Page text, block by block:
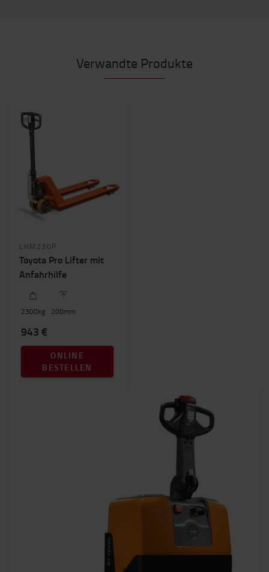
Verwandte Produkte
LHM230P
Toyota Pro Lifter mit
Anfahrhilfe
2300kg 200mm
943 €
ONLINE
BESTELLEN